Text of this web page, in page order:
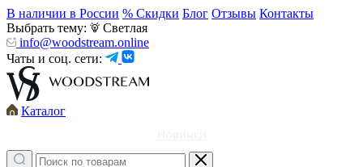
В наличии в России % Скидки Блог Отзывы Контакты
Выбрать тему:
Светлая
info@woodstream.online
Чаты и соц. сети:
Каталог